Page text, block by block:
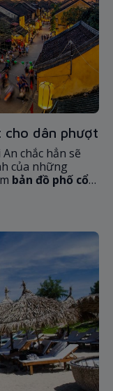
dân phượt
chắc hẳn sẽ
của những
bản đồ phố cổ
một trong số các
An, đúng chứ?